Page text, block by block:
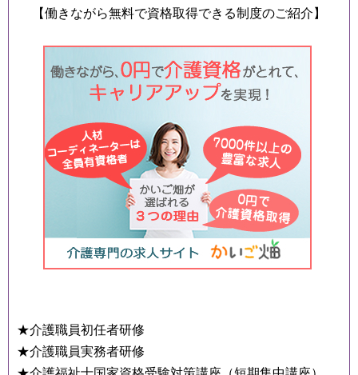
【働きながら無料で資格取得できる制度のご紹介】
★介護職員初任者研修
★介護職員実務者研修